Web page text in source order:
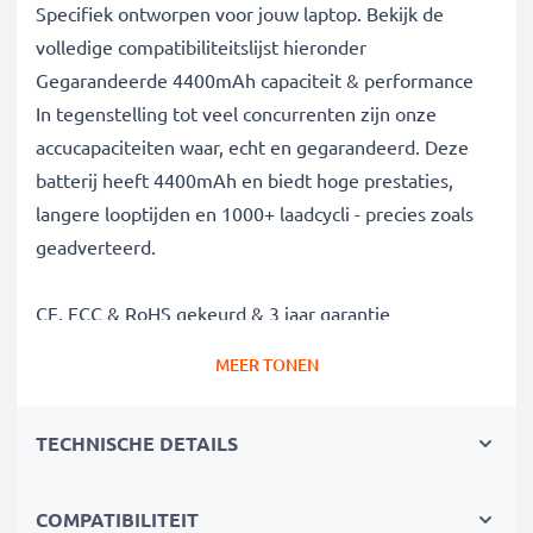
Specifiek ontworpen voor jouw laptop. Bekijk de
volledige compatibiliteitslijst hieronder
Gegarandeerde 4400mAh capaciteit & performance
In tegenstelling tot veel concurrenten zijn onze
accucapaciteiten waar, echt en gegarandeerd. Deze
batterij heeft 4400mAh en biedt hoge prestaties,
langere looptijden en 1000+ laadcycli - precies zoals
geadverteerd.
CE, FCC & RoHS gekeurd & 3 jaar garantie
kortsluiting, oververhitting en overspanning. Als
vervangende accus voor hoge kwaliteit en
MEER TONEN
TECHNISCHE DETAILS
COMPATIBILITEIT